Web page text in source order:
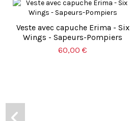
Veste avec capuche Erima - Six
Wings - Sapeurs-Pompiers
60,00 €